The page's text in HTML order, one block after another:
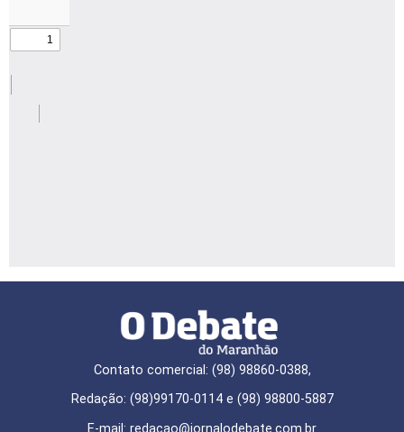
Contato comercial: (98) 98860-0388,
Redação: (98)99170-0114 e (98) 98800-5887
E-mail: redaçao@jornalodebate.com.br